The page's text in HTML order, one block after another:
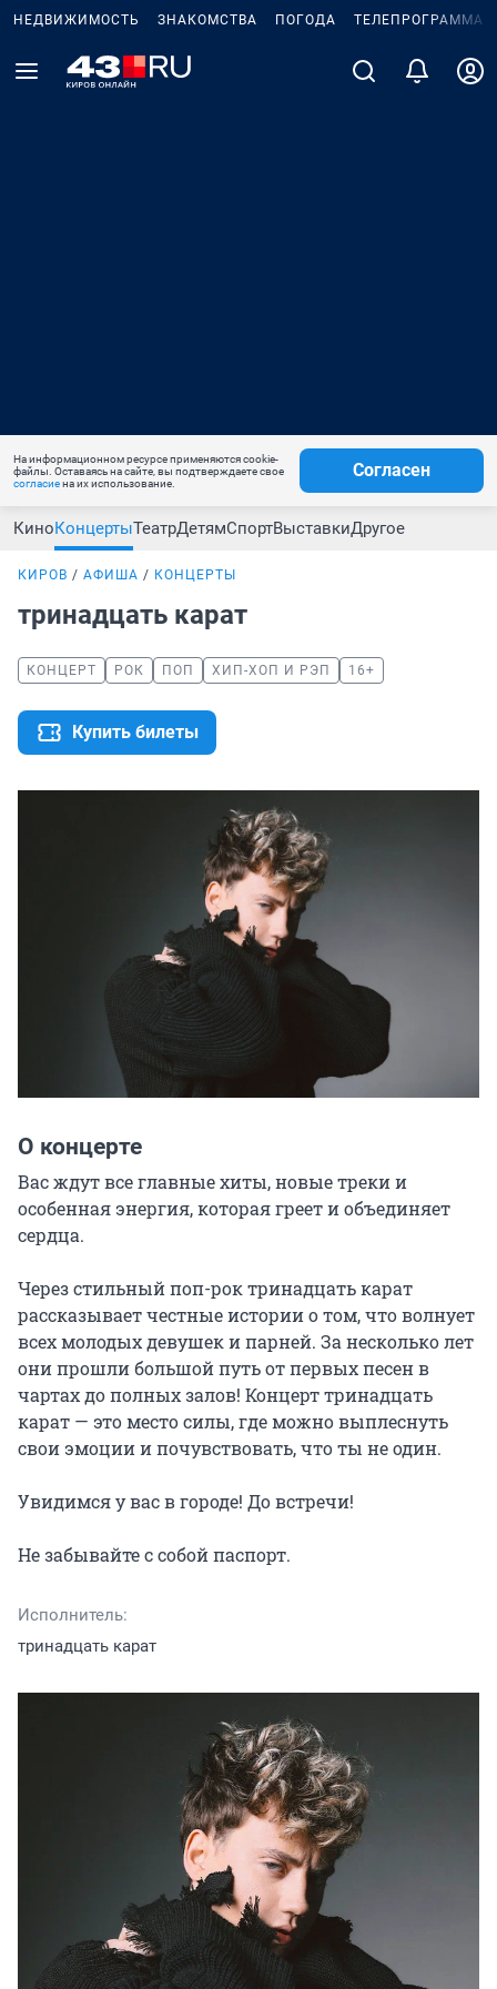
НЕДВИЖИМОСТЬ ЗНАКОМСТВА ПОГОДА ТЕЛЕПРОГРАММА
На информационном ресурсе применяются cookie-
файлы. Оставаясь на сайте, вы подтверждаете свое
согласиена их использование.
Согласен
КиноКонцертыТеатрДетямСпортВыставкиДругое
КИРОВ АФИША КОНЦЕРТЫ
тринадцать карат
КОНЦЕРТ РОК ПОП ХИП-ХОП И РЭП 16+
Купить билеты
О концерте
Вас ждут все главные хиты, новые треки и
особенная энергия, которая греет и объединяет
сердца.
Через стильный поп-рок тринадцать карат
рассказывает честные истории о том, что волнует
всех молодых девушек и парней. За несколько лет
они прошли большой путь от первых песен в
чартах до полных залов! Концерт тринадцать
карат — это место силы, где можно выплеснуть
свои эмоции и почувствовать, что ты не один.
Увидимся у вас в городе! До встречи!
Не забывайте с собой паспорт.
Исполнитель:
тринадцать карат